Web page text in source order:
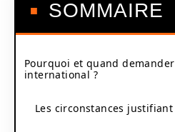
SOMMAIRE
Pourquoi et quand
international ?
Les circonstances